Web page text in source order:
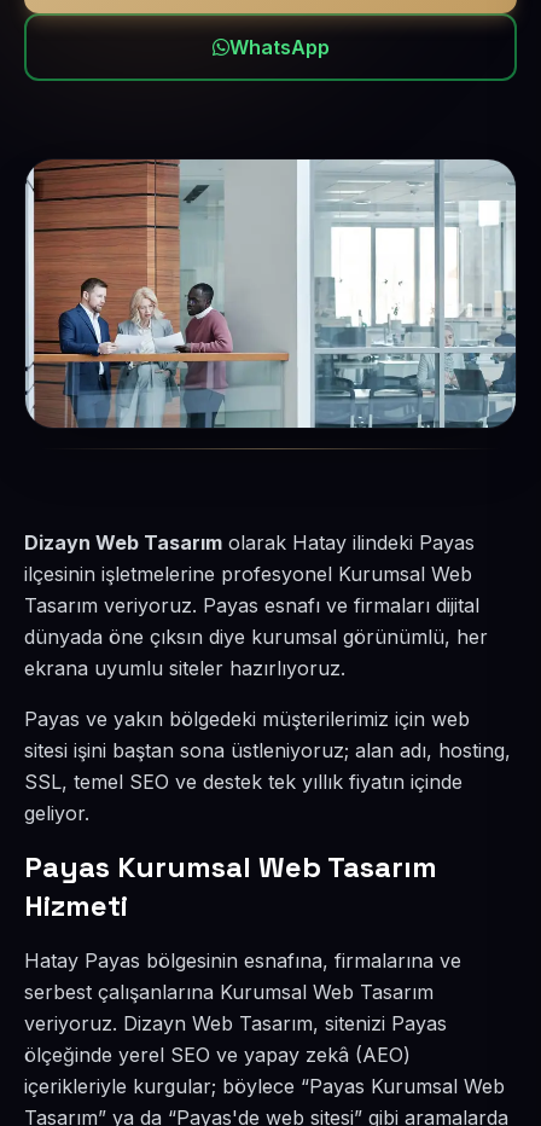
WhatsApp
Dizayn Web Tasarım olarak Hatay ilindeki Payas
ilçesinin işletmelerine profesyonel Kurumsal Web
Tasarım veriyoruz. Payas esnafı ve firmaları dijital
dünyada öne çıksın diye kurumsal görünümlü, her
ekrana uyumlu siteler hazırlıyoruz.
Payas ve yakın bölgedeki müşterilerimiz için web
sitesi işini baştan sona üstleniyoruz; alan adı, hosting,
SSL, temel SEO ve destek tek yıllık fiyatın içinde
geliyor.
Payas Kurumsal Web Tasarım
Hizmeti
Hatay Payas bölgesinin esnafına, firmalarına ve
serbest çalışanlarına Kurumsal Web Tasarım
veriyoruz. Dizayn Web Tasarım, sitenizi Payas
ölçeğinde yerel SEO ve yapay zekâ (AEO)
içerikleriyle kurgular; böylece “Payas Kurumsal Web
Tasarım” ya da “Payas'de web sitesi” gibi aramalarda